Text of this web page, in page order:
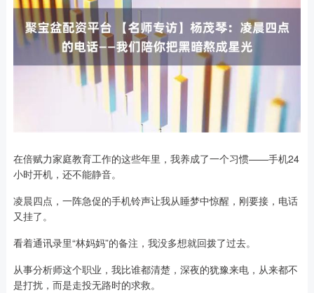
在倍赋力家庭教育工作的这些年里，我养成了一个习惯——手机24
小时开机，还不能静音。
凌晨四点，一阵急促的手机铃声让我从睡梦中惊醒，刚要接，电话
又挂了。
看着通讯录里“林妈妈”的备注，我没多想就回拨了过去。
从事分析师这个职业，我比谁都清楚，深夜的犹豫来电，从来都不
是打扰，而是走投无路时的求救。